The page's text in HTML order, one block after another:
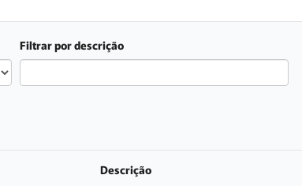
Filtrar por descrição
Descrição